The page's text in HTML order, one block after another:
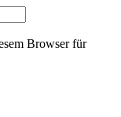
Browser für